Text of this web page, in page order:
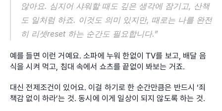
않아요. 심지어 샤워할 때도 깊은 생각에 잠기고, 산책
도 일처럼 하죠. 이것도 의미 있지만, 때로는 나를 완전
히 리셋reset 하는 순간도 필요합니다.”
예를 들면 이런 거예요. 소파에 누워 한없이 TV를 보고, 배달 음
식을 시켜 먹고, 침대 속에서 쇼츠를 끝없이 봐보는 거죠.
대신 전제조건이 있어요. 이걸 하기로 한 순간만큼은 반드시 ‘죄
책감 없이 하라’는 것. 동시에 이게 일상이 되지 않도록 하는 것.